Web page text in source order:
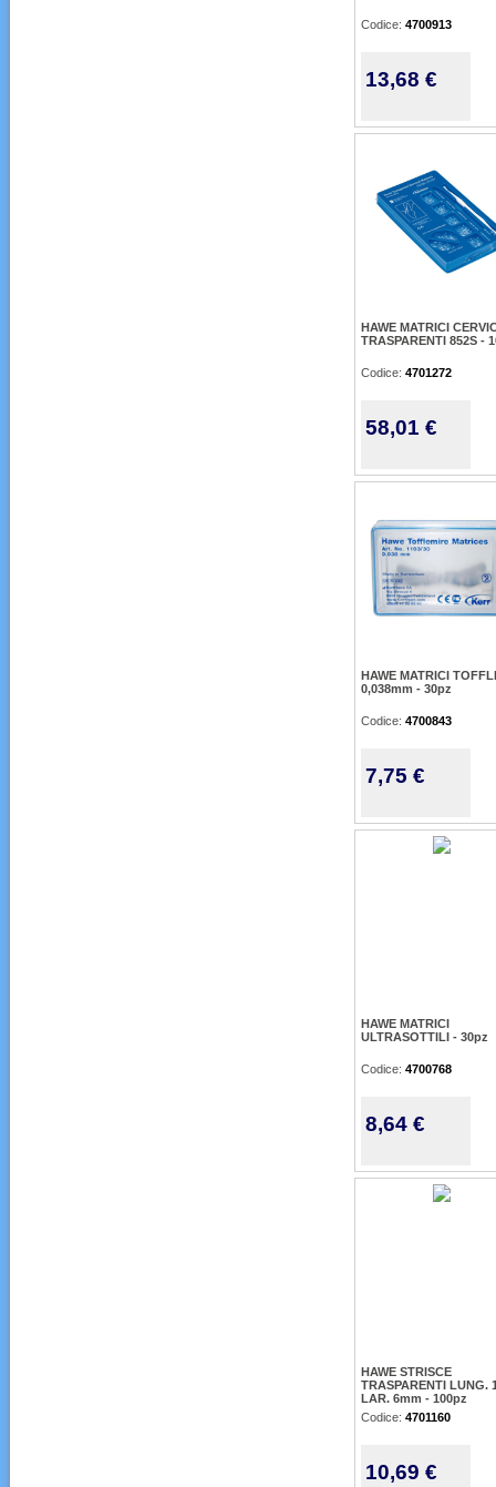
Codice: 4700913
13,68 €
HAWE MATRICI
TRASPARENTI 852S -
Codice: 4701272
58,01 €
HAWE MATRICI
0,038mm - 30pz
Codice: 4700843
7,75 €
HAWE MATRICI
ULTRASOTTILI - 30pz
Codice: 4700768
8,64 €
HAWE STRISCE
TRASPARENTI LUNG.
LAR. 6mm - 100pz
Codice: 4701160
10,69 €